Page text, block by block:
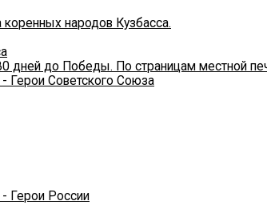
народов Кузбасса.
дней до Победы. По страницам местной
Герои Советского Союза
Герои России